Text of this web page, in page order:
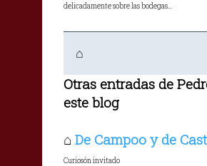
delicadamente sobre las bodegas...
⌂
Otras entradas de
este blog
⌂ De Campoo y de
Curiosón invitado